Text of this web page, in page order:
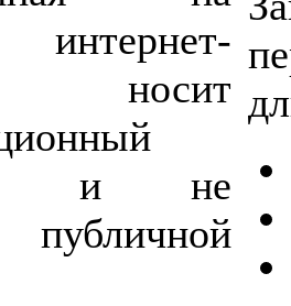
носит
и не
публичной